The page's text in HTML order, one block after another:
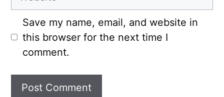
Save my name, email, and website in
this browser for the next time I
comment.